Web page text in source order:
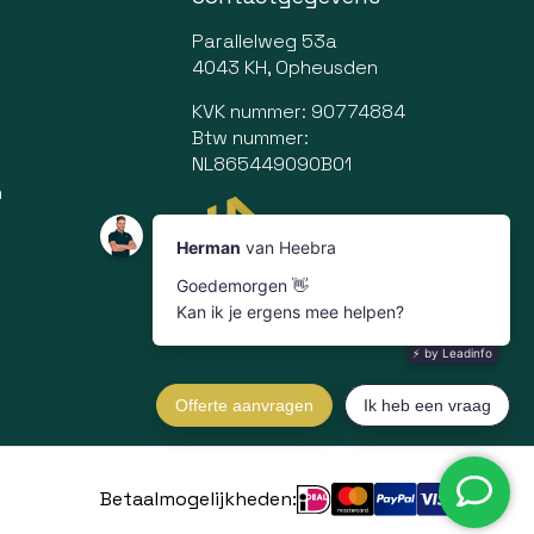
Parallelweg 53a
4043 KH, Opheusden
KVK nummer: 90774884
Btw nummer:
NL865449090B01
Betaalmogelijkheden: